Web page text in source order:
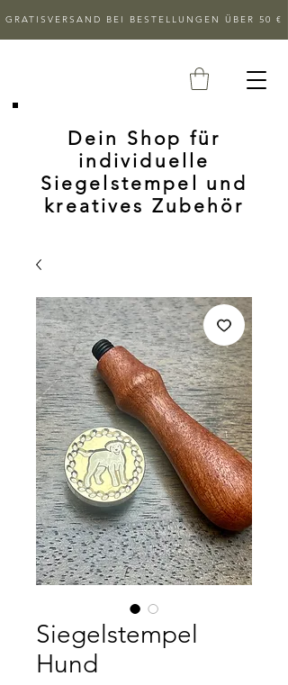
GRATISVERSAND BEI BESTELLUNGEN ÜBER 50 €
Dein Shop für
individuelle
Siegelstempel und
kreatives Zubehör
Siegelstempel
Hund